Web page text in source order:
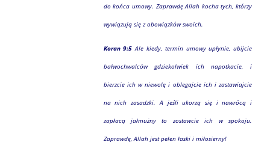
do końca umowy. Zaprawdę Allah kocha tych, którzy
wywiązują się z obowiązków swoich.
Koran 9:5 Ale kiedy, termin umowy upłynie, ubijcie
bałwochwalców gdziekolwiek ich napotkacie, i
bierzcie ich w niewolę i oblegajcie ich i zastawiajcie
na nich zasadzki. A jeśli ukorzą się i nawrócą i
zapłacą jałmużny to zostawcie ich w spokoju.
Zaprawdę, Allah jest pełen łaski i miłosierny!